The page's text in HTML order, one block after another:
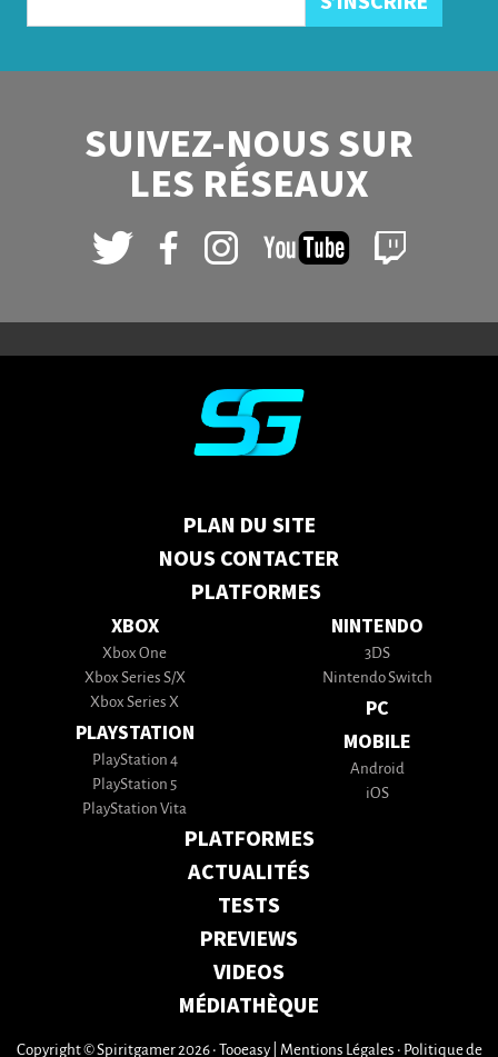
SUIVEZ-NOUS SUR
LES RÉSEAUX
PLAN DU SITE
NOUS CONTACTER
PLATFORMES
XBOX
Xbox One
Xbox Series S/X
Xbox Series X
PLAYSTATION
PlayStation 4
PlayStation 5
PlayStation Vita
NINTENDO
3DS
Nintendo Switch
PC
MOBILE
Android
iOS
PLATFORMES
ACTUALITÉS
TESTS
PREVIEWS
VIDEOS
MÉDIATHÈQUE
Copyright © Spiritgamer 2026 • Tooeasy Mentions Légales • Politique de